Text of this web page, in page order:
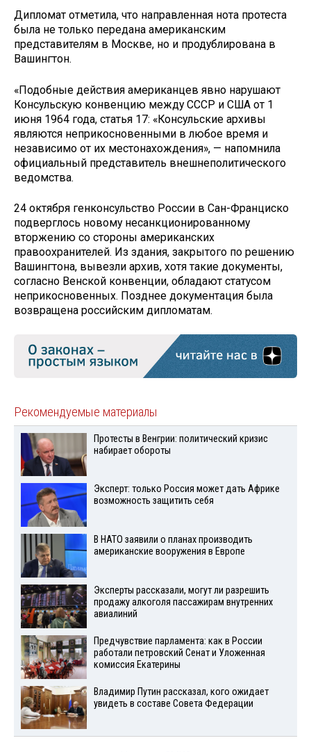
Дипломат отметила, что направленная нота протеста
была не только передана американским
представителям в Москве, но и продублирована в
Вашингтон.
«Подобные действия американцев явно нарушают
Консульскую конвенцию между СССР и США от 1
июня 1964 года, статья 17: «Консульские архивы
являются неприкосновенными в любое время и
независимо от их местонахождения», — напомнила
официальный представитель внешнеполитического
ведомства.
24 октября генконсульство России в Сан-Франциско
подверглось новому несанкционированному
вторжению со стороны американских
правоохранителей. Из здания, закрытого по решению
Вашингтона, вывезли архив, хотя такие документы,
согласно Венской конвенции, обладают статусом
неприкосновенных. Позднее документация была
возвращена российским дипломатам.
Рекомендуемые материалы
Протесты в Венгрии: политический кризис
набирает обороты
Эксперт: только Россия может дать Африке
возможность защитить себя
В НАТО заявили о планах производить
американские вооружения в Европе
Эксперты рассказали, могут ли разрешить
продажу алкоголя пассажирам внутренних
авиалиний
Предчувствие парламента: как в России
работали петровский Сенат и Уложенная
комиссия Екатерины
Владимир Путин рассказал, кого ожидает
увидеть в составе Совета Федерации